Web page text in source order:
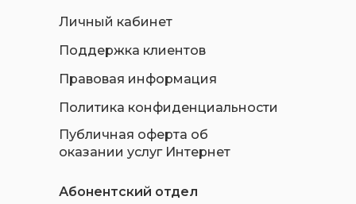
Личный кабинет
Поддержка клиентов
Политика конфиденциальности
Публичная оферта об
оказании услуг Интернет
Правовая информация
Абонентский отдел